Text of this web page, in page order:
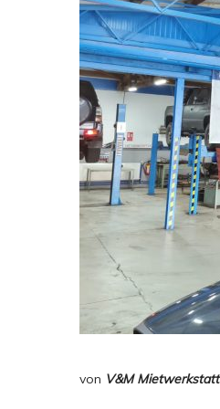
von V&M Mietwerkstatt